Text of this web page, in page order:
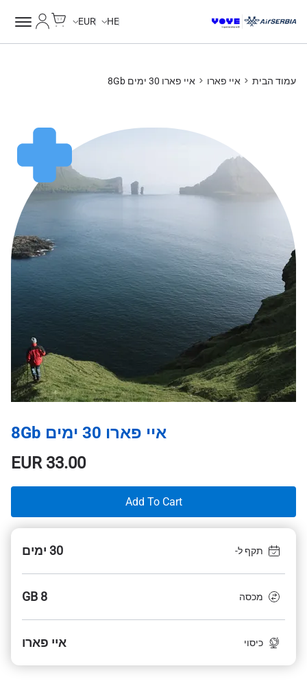
HE
EUR
עמוד הבית איי פארו איי פארו 30 ימים 8Gb
איי פארו 30 ימים 8Gb
EUR33.00
Add To Cart
תקף ל- 30 ימים
מכסה 8 GB
כיסוי איי פארו